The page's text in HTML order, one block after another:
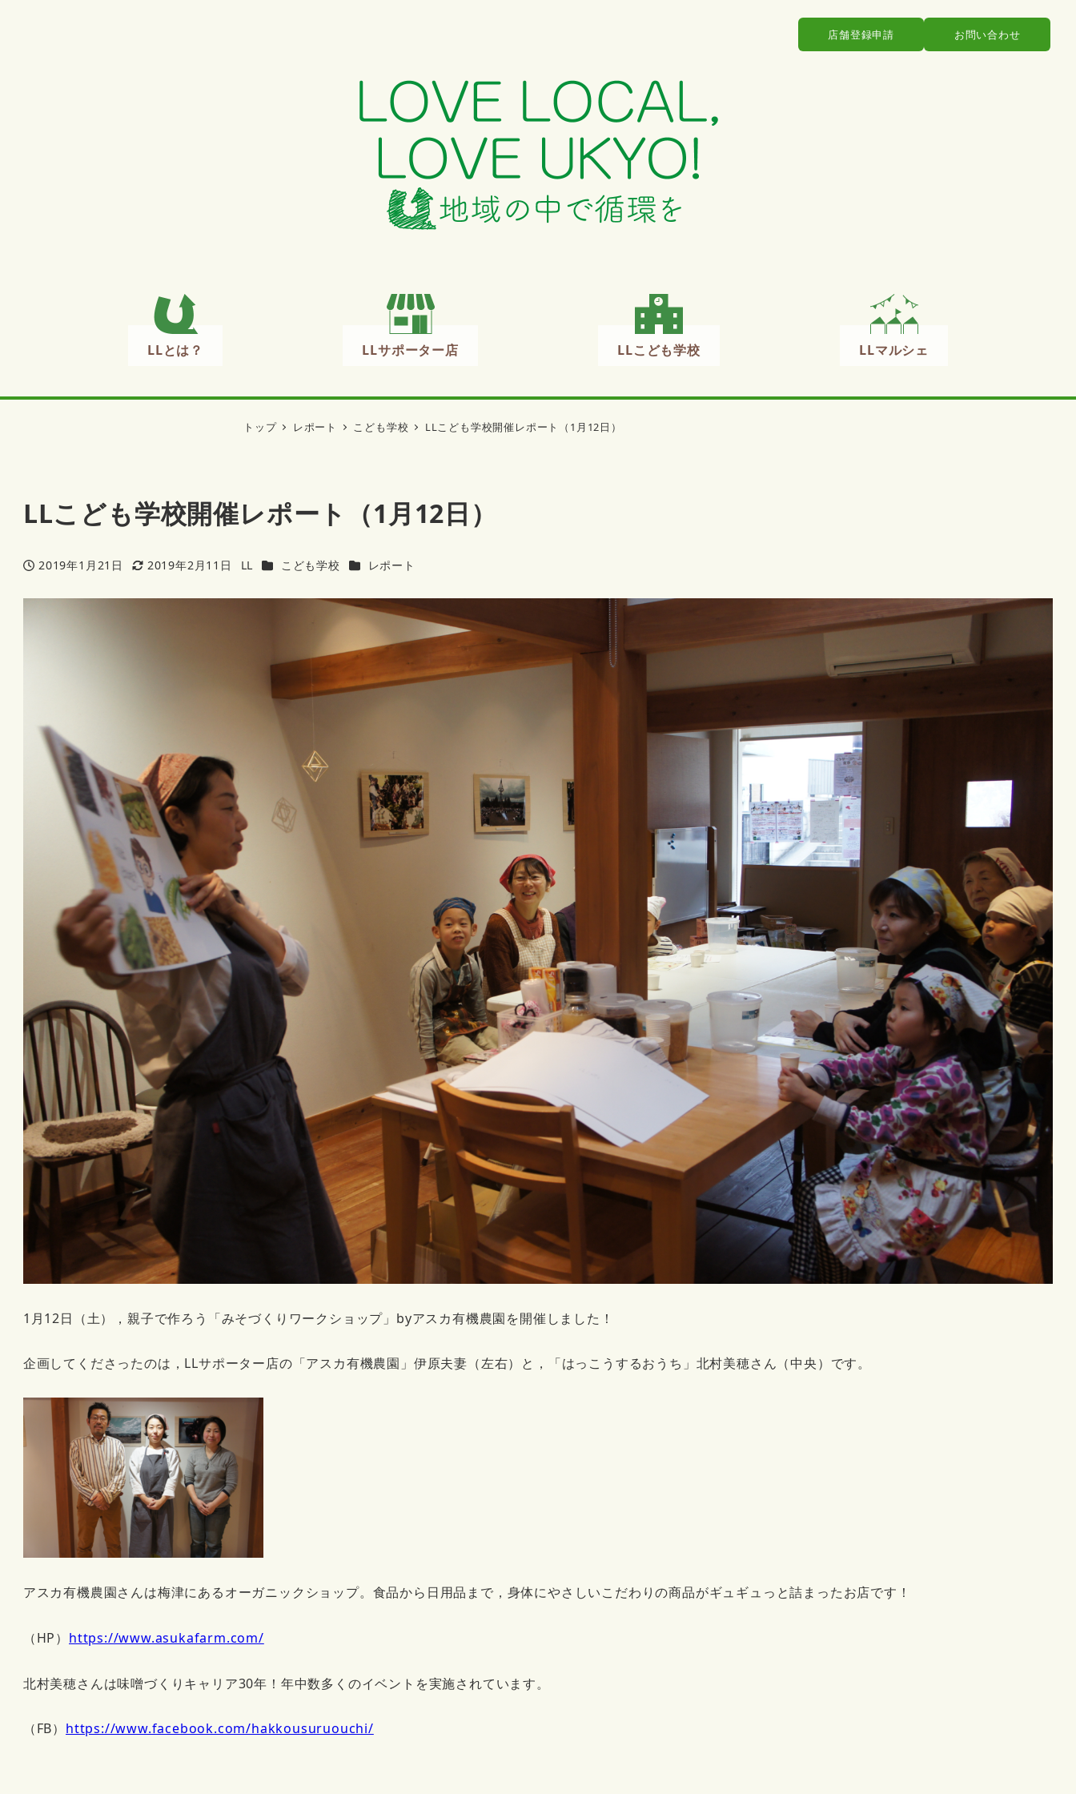
店舗登録申請 お問い合わせ
LLとは？ LLサポーター店 LLこども学校 LLマルシェ
トップ レポート こども学校 LLこども学校開催レポート（1月12日）
LLこども学校開催レポート（1月12日）
投稿日
2019年1月21日
更新日
2019年2月11日
著
LL カテゴリー
こども学校 カテゴリー
レポート
1月12日（土），親子で作ろう「みそづくりワークショップ」byアスカ有機農園を開催しました！
企画してくださったのは，LLサポーター店の「アスカ有機農園」伊原夫妻（左右）と，「はっこうするおうち」北村美穂さん（中央）です。
アスカ有機農園さんは梅津にあるオーガニックショップ。食品から日用品まで，身体にやさしいこだわりの商品がギュギュっと詰まったお店です！
（HP） https://www.asukafarm.com/
北村美穂さんは味噌づくりキャリア30年！年中数多くのイベントを実施されています。
（FB） https://www.facebook.com/hakkousuruouchi/